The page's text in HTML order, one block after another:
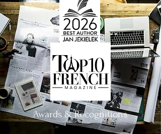
Awards & Recognitions